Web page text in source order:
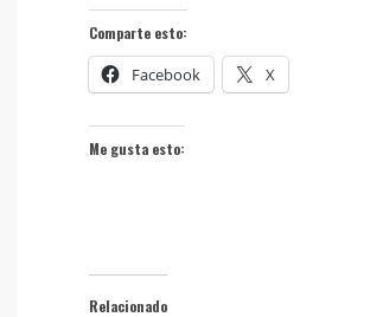
Comparte esto:
Facebook X
Me gusta esto:
Relacionado